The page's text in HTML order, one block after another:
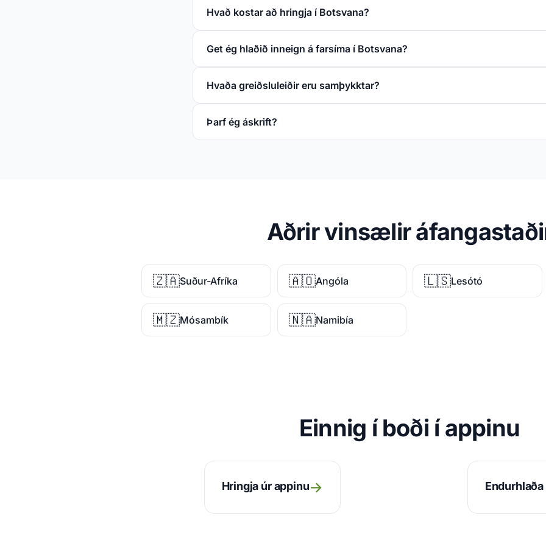
Hvað kostar að hringja í Botsvana?
Get ég hlaðið inneign á farsíma í Botsvana?
Hvaða greiðsluleiðir eru samþykktar?
Þarf ég áskrift?
Aðrir vinsælir
🇿🇦Suður-Afríka 🇦🇴Angóla 🇱🇸Lesótó
🇲🇿Mósambík 🇳🇦Namibía
Einnig í boði í appinu
Hringja úr appinu→